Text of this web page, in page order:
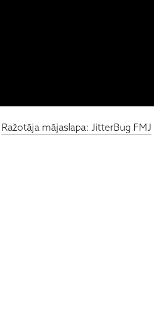
Ražotāja mājaslapa: JitterBug FMJ